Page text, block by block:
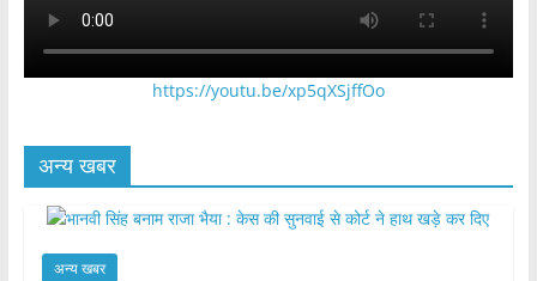
https://youtu.be/xp5qXSjffOo
अन्य खबर
अन्य खबर